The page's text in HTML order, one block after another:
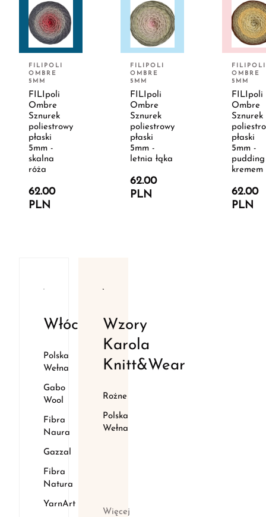
FILIPOLI
OMBRE
5MM
FILIpoli
Ombre
Sznurek
poliestrowy
płaski
5mm -
skalna
róża
62.00
PLN
FILIPOLI
OMBRE
5MM
FILIpoli
Ombre
Sznurek
poliestrowy
płaski
5mm -
letnia łąka
62.00
PLN
FILIPOLI
OMBRE
5MM
FILIpoli
Ombre
Sznurek
płaski
5mm -
kremem
62.00
PLN
Włóczki
Polska
Wełna
Gabo
Wool
Fibra
Naura
Gazzal
Fibra
Natura
YarnArt
Wzory
Karola
Knitt&Wear
Rożne
Polska
Wełna
Więcej